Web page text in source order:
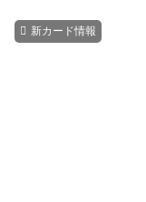
新カード情報